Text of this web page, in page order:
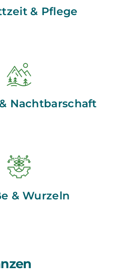
& Pflege
Nachtbarschaft
& Wurzeln